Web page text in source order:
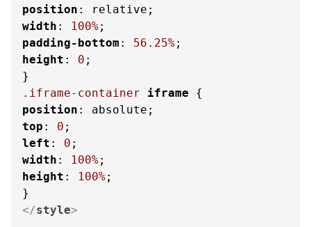
position
width : 100%
padding-bottom : 56.25%
height : 0 ;
.iframe-container
iframe
position
top : 0
left : 0
width : 100%
height : 100%;
</style>